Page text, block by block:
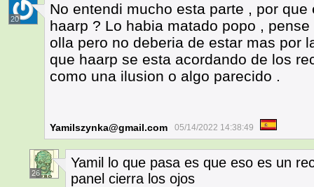
20
No entendi mucho esta parte , por
haarp ? Lo habia matado popo ,
olla pero no deberia de estar mas por
que haarp se esta acordando de los
como una ilusion o algo parecido .
Yamilszynka@gmail.com 05/14/2022 14:38:49
26
Yamil lo que pasa es que eso es un
panel cierra los ojos